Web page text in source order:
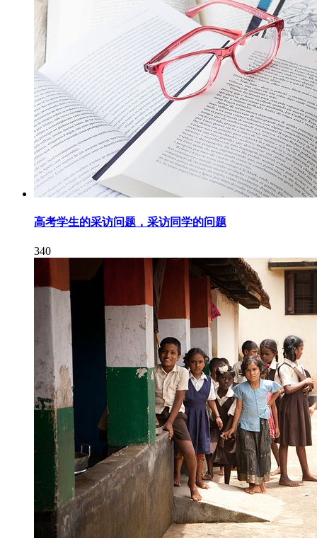
高考学生的采访问题，采访同学的问题
340